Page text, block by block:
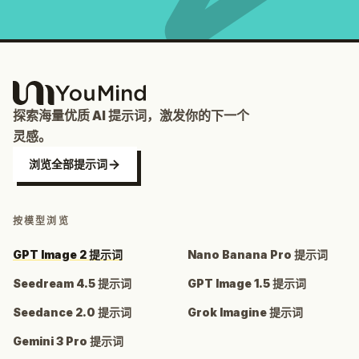
探索海量优质 AI 提示词，激发你的下一个
灵感。
浏览全部提示词
按模型浏览
GPT Image 2 提示词 Nano Banana Pro 提示词
Seedream 4.5 提示词 GPT Image 1.5 提示词
Seedance 2.0 提示词 Grok Imagine 提示词
Gemini 3 Pro 提示词